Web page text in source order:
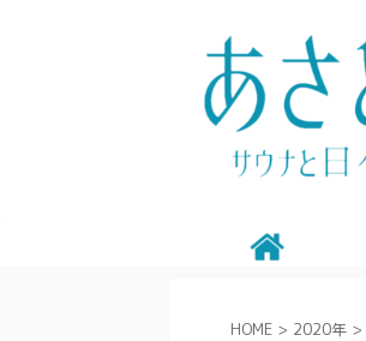
HOME > 2020年 >